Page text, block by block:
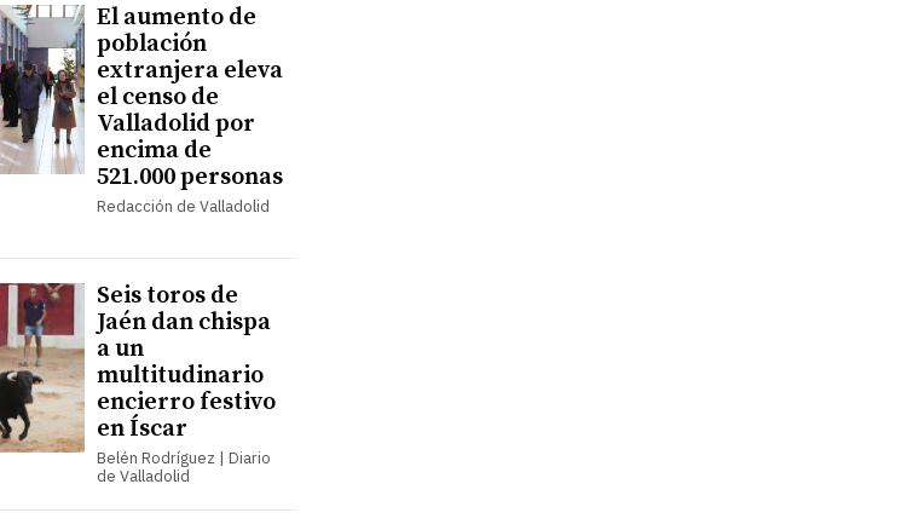
El aumento de
población
extranjera eleva
el censo de
Valladolid por
encima de
521.000 personas
Redacción de Valladolid
Seis toros de
Jaén dan chispa
a un
multitudinario
encierro festivo
en Íscar
Belén Rodríguez | Diario
de Valladolid